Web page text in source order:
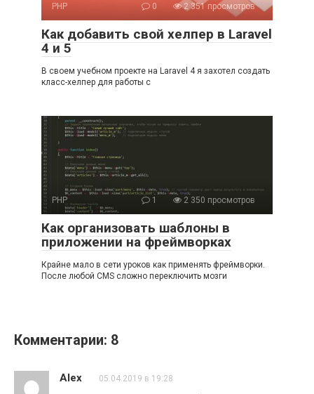
PHP 0 2 351 просмотров
Как добавить свой хелпер в Laravel
4 и 5
В своем учебном проекте на Laravel 4 я захотел создать
класс-хелпер для работы с
PHP 1 2 350 просмотров
Как организовать шаблоны в
приложении на фреймворках
Крайне мало в сети уроков как применять фреймворки.
После любой CMS сложно переключить мозги
Комментарии: 8
Alex 05.04.2019 в 19:28